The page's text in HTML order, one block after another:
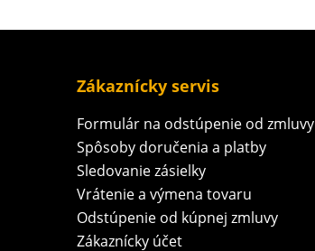
Zákaznícky servis
Formulár na odstúpenie od zmluvy
Spôsoby doručenia a platby
Sledovanie zásielky
Vrátenie a výmena tovaru
Odstúpenie od kúpnej zmluvy
Zákaznícky účet